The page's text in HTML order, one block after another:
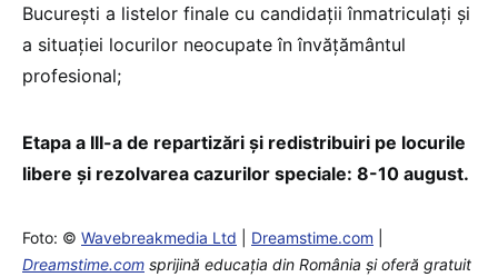
București a listelor finale cu candidații înmatriculați și
a situației locurilor neocupate în învățământul
profesional;
Etapa a III-a de repartizări și redistribuiri pe locurile
libere și rezolvarea cazurilor speciale: 8-10 august.
Foto: © Wavebreakmedia Ltd Dreamstime.com
Dreamstime.com sprijină educaţia din România şi oferă gratuit